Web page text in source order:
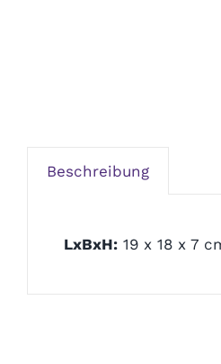
Beschreibung
LxBxH:19 x 18 x 7